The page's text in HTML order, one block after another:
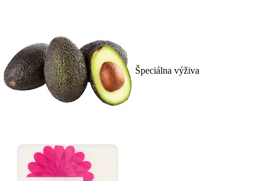
Špeciálna výživa